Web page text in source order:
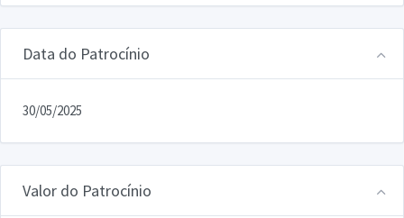
Data do Patrocínio
30/05/2025
Valor do Patrocínio